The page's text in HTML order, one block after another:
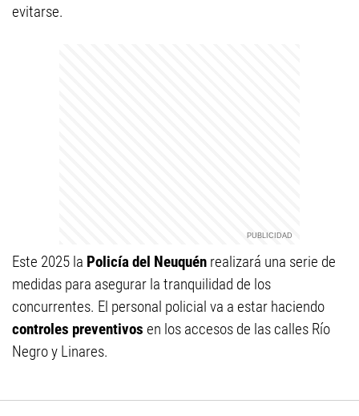
evitarse.
Este 2025 la Policía del Neuquén realizará una serie de
medidas para asegurar la tranquilidad de los
concurrentes. El personal policial va a estar haciendo
controles preventivos en los accesos de las calles Río
Negro y Linares.